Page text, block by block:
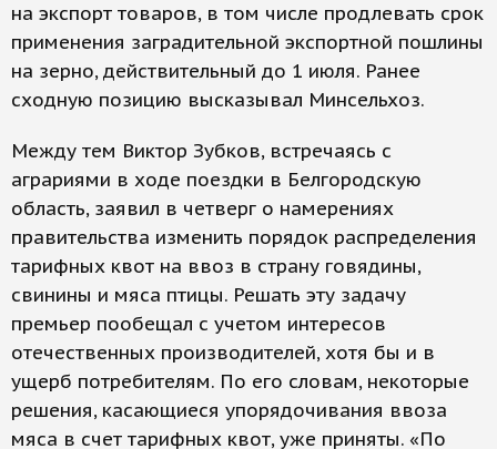
на экспорт товаров, в том числе продлевать срок
применения заградительной экспортной пошлины
на зерно, действительный до 1 июля. Ранее
сходную позицию высказывал Минсельхоз.
Между тем Виктор Зубков, встречаясь с
аграриями в ходе поездки в Белгородскую
область, заявил в четверг о намерениях
правительства изменить порядок распределения
тарифных квот на ввоз в страну говядины,
свинины и мяса птицы. Решать эту задачу
премьер пообещал с учетом интересов
отечественных производителей, хотя бы и в
ущерб потребителям. По его словам, некоторые
решения, касающиеся упорядочивания ввоза
мяса в счет тарифных квот, уже приняты. «По